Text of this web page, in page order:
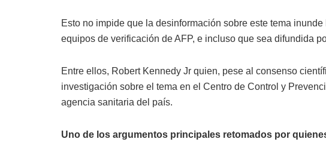
Esto no impide que la desinformación sobre este tema
equipos de verificación de AFP, e incluso que sea difundida
Entre ellos, Robert Kennedy Jr quien, pese al consenso
investigación sobre el tema en el Centro de Control y
agencia sanitaria del país.
Uno de los argumentos principales retomados por